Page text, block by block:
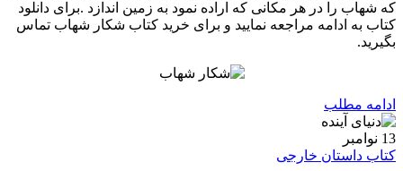
که شهاب را در هر مکانی که اراده نمود به زمین اندازد .برای دانلود
کتاب به ادامه مراجعه نمایید و برای خرید کتاب شکار شهاب تماس
بگیرید.
ادامه مطلب
13 نوامبر
کتاب داستان خارجی